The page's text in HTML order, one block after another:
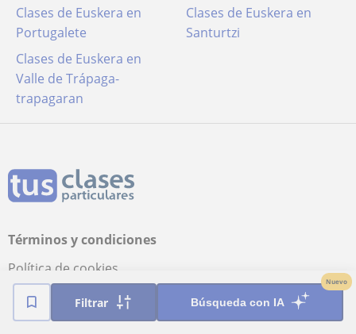
Filtrar Búsqueda con IA
Nuevo
Clases de Euskera en
Portugalete
Clases de Euskera en
Santurtzi
Clases de Euskera en
Valle de Trápaga-
trapagaran
Términos y condiciones
Política de cookies
Configuración de Cookies
Política de privacidad